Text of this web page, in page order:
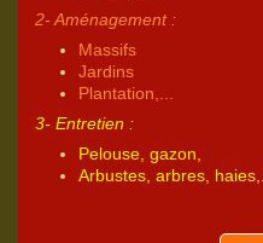
2- Aménagement :
Massifs
Jardins
Plantation,...
3- Entretien :
Pelouse, gazon,
Arbustes, arbres, haies